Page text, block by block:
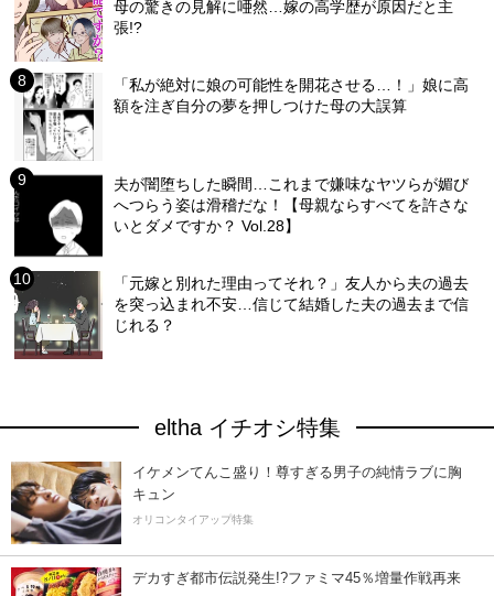
母の驚きの見解に唖然…嫁の高学歴が原因だと主
張!?
「私が絶対に娘の可能性を開花させる…！」娘に高
額を注ぎ自分の夢を押しつけた母の大誤算
夫が闇堕ちした瞬間…これまで嫌味なヤツらが媚び
へつらう姿は滑稽だな！【母親ならすべてを許さな
いとダメですか？ Vol.28】
「元嫁と別れた理由ってそれ？」友人から夫の過去
を突っ込まれ不安…信じて結婚した夫の過去まで信
じれる？
eltha イチオシ特集
イケメンてんこ盛り！尊すぎる男子の純情ラブに胸
キュン
オリコンタイアップ特集
デカすぎ都市伝説発生!?ファミマ45％増量作戦再来